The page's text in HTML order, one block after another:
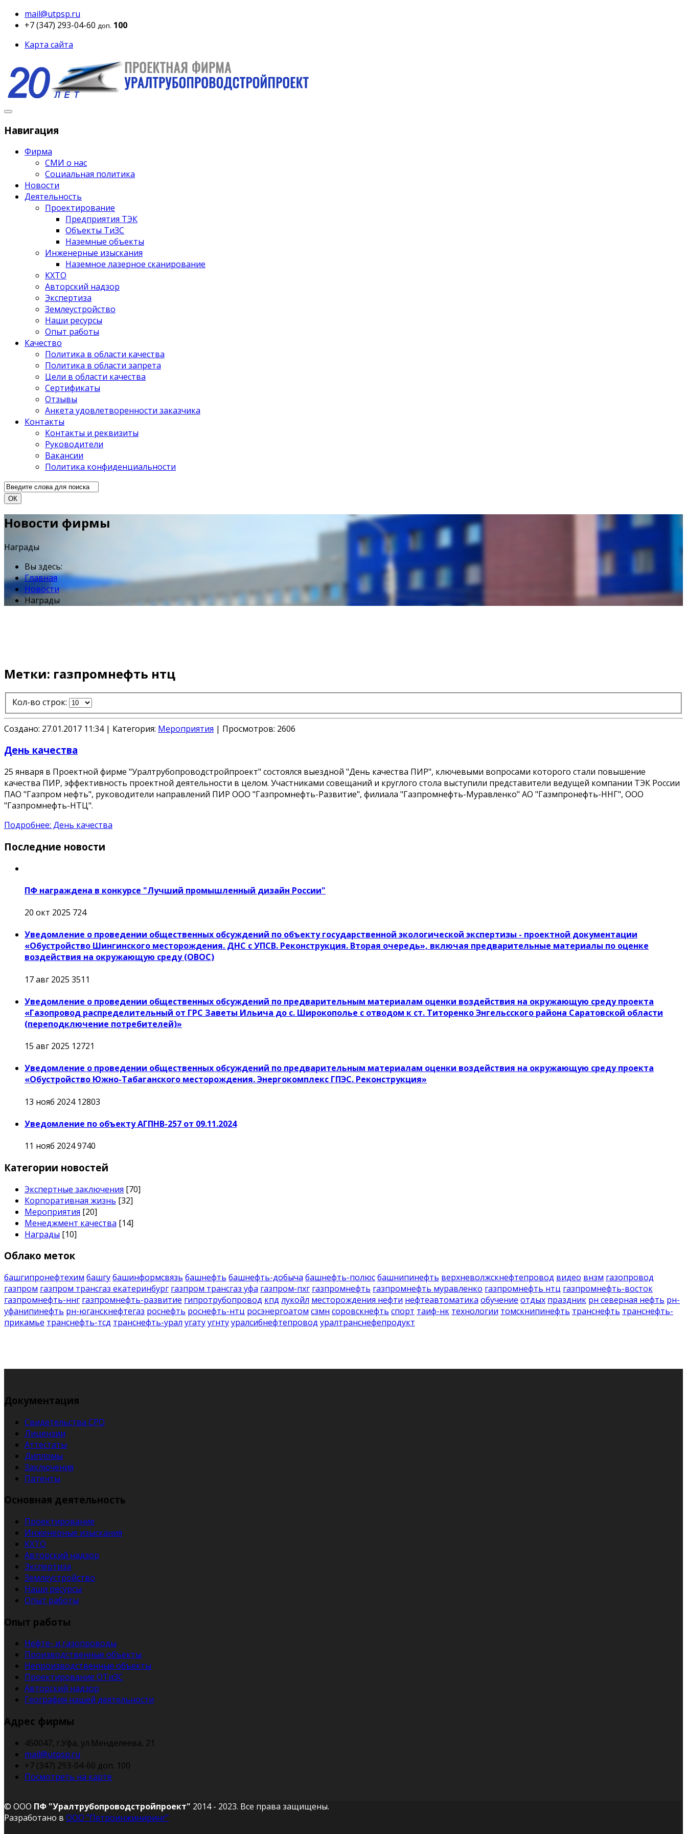
mail@utpsp.ru
+7 (347) 293-04-60 доп. 100
Карта сайта
Навигация
Фирма
СМИ о нас
Социальная политика
Новости
Деятельность
Проектирование
Предприятия ТЭК
Объекты ТиЗС
Наземные объекты
Инженерные изыскания
Наземное лазерное сканирование
КХТО
Авторский надзор
Экспертиза
Землеустройство
Наши ресурсы
Опыт работы
Качество
Политика в области качества
Политика в области запрета
Цели в области качества
Сертификаты
Отзывы
Анкета удовлетворенности заказчика
Контакты
­Контакты и реквизиты
Руководители
Вакансии
Политика конфиденциальности
ОК
Новости фирмы
Награды
Вы здесь:
Главная
Новости
Награды
Метки: газпромнефть нтц
Кол-во строк:
Создано: 27.01.2017 11:34 | Категория: Мероприятия | Просмотров: 2606
День качества
25 января в Проектной фирме "Уралтрубопроводстройпроект" состоялся выездной "День качества ПИР", ключевыми вопросами которого стали повышение
качества ПИР, эффективность проектной деятельности в целом. Участниками совещаний и круглого стола выступили представители ведущей компании ТЭК России
ПАО "Газпром нефть", руководители направлений ПИР ООО "Газпромнефть-Развитие", филиала "Газпромнефть-Муравленко" АО "Газмпронефть-ННГ", ООО
"Газпромнефть-НТЦ".
Подробнее: День качества
Последние новости
ПФ награждена в конкурсе "Лучший промышленный дизайн России"
20 окт 2025 724
Уведомление о проведении общественных обсуждений по объекту государственной экологической экспертизы - проектной документации
«Обустройство Шингинского месторождения. ДНС с УПСВ. Реконструкция. Вторая очередь», включая предварительные материалы по оценке
воздействия на окружающую среду (ОВОС)
17 авг 2025 3511
Уведомление о проведении общественных обсуждений по предварительным материалам оценки воздействия на окружающую среду проекта
«Газопровод распределительный от ГРС Заветы Ильича до с. Широкополье с отводом к ст. Титоренко Энгельсского района Саратовской области
(переподключение потребителей)»
15 авг 2025 12721
Уведомление о проведении общественных обсуждений по предварительным материалам оценки воздействия на окружающую среду проекта
«Обустройство Южно-Табаганского месторождения. Энергокомплекс ГПЭС. Реконструкция»
13 нояб 2024 12803
Уведомление по объекту АГПНВ-257 от 09.11.2024
11 нояб 20249740
Категории новостей
Экспертные заключения [70]
Корпоративная жизнь [32]
Мероприятия [20]
Менеджмент качества [14]
Награды [10]
Облако меток
башгипронефтехим башгубашинформсвязь башнефть башнефть-добыча башнефть-полюсбашнипинефть верхневолжскнефтепровод видео внзм газопровод
газпром газпром трансгаз екатеринбург газпром трансгаз уфа газпром-пхг газпромнефть газпромнефть муравленко газпромнефть нтц газпромнефть-восток
газпромнефть-ннг газпромнефть-развитие гипротрубопровод кпд лукойл месторождения нефти нефтеавтоматика обучение отдых праздник рн северная нефть рн-
уфанипинефть рн-юганскнефтегаз роснефть роснефть-нтц росэнергоатом сзмн соровскнефть спорт таиф-нк технологии томскнипинефть транснефть транснефть-
прикамье транснефть-тсд транснефть-урал угатуугнтууралсибнефтепровод уралтранснефепродукт
Документация
Свидетельства СРО
Лицензии
Аттестаты
Дипломы
Заключения
Патенты
Основная деятельность
Проектирование
Инженерные изыскания
КХТО
Авторский надзор
Экспертиза
Землеустройство
Наши ресурсы
Опыт работы
Опыт работы
Нефте- и газопроводы
Производственные объекты
Непроизводственные объекты
Проектирование ОТиЗС
Авторский надзор
География нашей деятельности
Адрес фирмы
450047, г.Уфа, ул.Менделеева, 21
mail@utpsp.ru
+7 (347) 293-04-60 доп. 100
Посмотреть на карте
© ООО ПФ "Уралтрубопроводстройпроект" 2014 - 2023. Все права защищены.
Разработано в ООО "Петроинжиниринг"